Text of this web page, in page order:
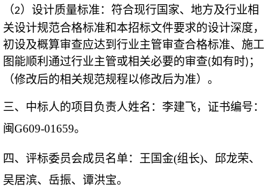
（2）设计质量标准：符合现行国家、地方及行业相
关设计规范合格标准和本招标文件要求的设计深度，
初设及概算审查应达到行业主管审查合格标准、施工
图能顺利通过行业主管或相关必要的审查(如有时) ；
（修改后的相关规范规程以修改后为准） 。
三、中标人的项目负责人姓名： 李建飞，证书编号：
闽G609-01659。
四、评标委员会成员名单： 王国金(组长)、 邱龙荣、
吴居滨、 岳振、 谭洪宝。